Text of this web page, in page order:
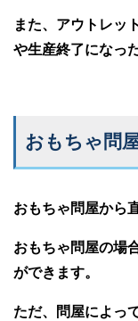
また、アウトレッ
や生産終了になっ
おもちゃ問
おもちゃ問屋から
おもちゃ問屋の場
ができます。
ただ、問屋によっ